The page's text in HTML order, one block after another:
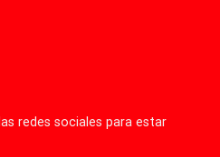
redes sociales para estar